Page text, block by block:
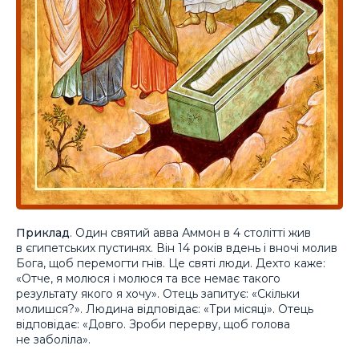
Приклад. Один святий авва Аммон в 4 столітті жив
в єгипетських пустинях. Він 14 років вдень і вночі молив
Бога, щоб перемогти гнів. Це святі люди. Дехто каже:
«Отче, я молюся і молюся та все немає такого
результату якого я хочу». Отець запитує: «Скільки
молишся?». Людина відповідає: «Три місяці». Отець
відповідає: «Довго. Зроби перерву, щоб голова
не заболіла».